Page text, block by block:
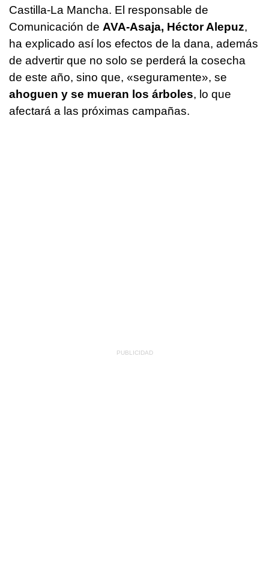
Castilla-La Mancha. El responsable de
Comunicación de AVA-Asaja, Héctor Alepuz,
ha explicado así los efectos de la dana, además
de advertir que no solo se perderá la cosecha
de este año, sino que, «seguramente», se
ahoguen y se mueran los árboles, lo que
afectará a las próximas campañas.